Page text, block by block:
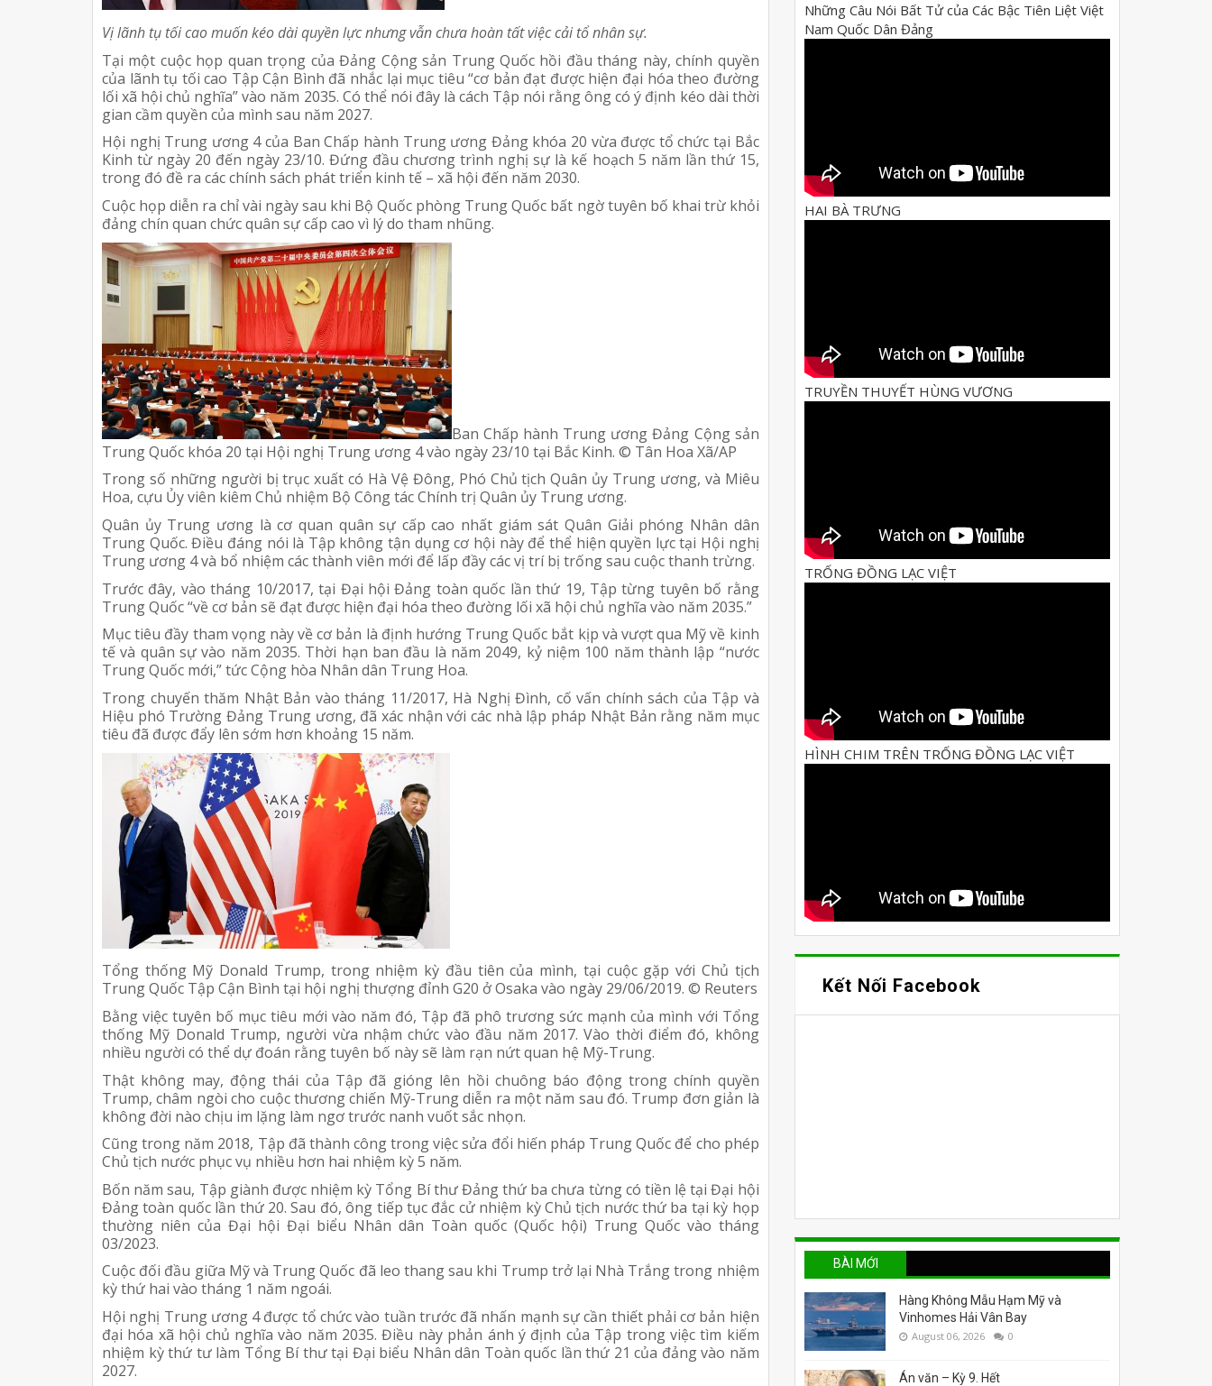
Vị lãnh tụ tối cao muốn kéo dài quyền lực nhưng vẫn chưa hoàn tất việc cải tổ nhân sự.
Tại một cuộc họp quan trọng của Đảng Cộng sản Trung Quốc hồi đầu tháng này, chính quyền
của lãnh tụ tối cao Tập Cận Bình đã nhắc lại mục tiêu “cơ bản đạt được hiện đại hóa theo đường
lối xã hội chủ nghĩa” vào năm 2035. Có thể nói đây là cách Tập nói rằng ông có ý định kéo dài thời
gian cầm quyền của mình sau năm 2027.
Hội nghị Trung ương 4 của Ban Chấp hành Trung ương Đảng khóa 20 vừa được tổ chức tại Bắc
Kinh từ ngày 20 đến ngày 23/10. Đứng đầu chương trình nghị sự là kế hoạch 5 năm lần thứ 15,
trong đó đề ra các chính sách phát triển kinh tế – xã hội đến năm 2030.
Cuộc họp diễn ra chỉ vài ngày sau khi Bộ Quốc phòng Trung Quốc bất ngờ tuyên bố khai trừ khỏi
đảng chín quan chức quân sự cấp cao vì lý do tham nhũng.
Ban Chấp hành Trung ương Đảng Cộng sản
Trung Quốc khóa 20 tại Hội nghị Trung ương 4 vào ngày 23/10 tại Bắc Kinh. © Tân Hoa Xã/AP
Trong số những người bị trục xuất có Hà Vệ Đông, Phó Chủ tịch Quân ủy Trung ương, và Miêu
Hoa, cựu Ủy viên kiêm Chủ nhiệm Bộ Công tác Chính trị Quân ủy Trung ương.
Quân ủy Trung ương là cơ quan quân sự cấp cao nhất giám sát Quân Giải phóng Nhân dân
Trung Quốc. Điều đáng nói là Tập không tận dụng cơ hội này để thể hiện quyền lực tại Hội nghị
Trung ương 4 và bổ nhiệm các thành viên mới để lấp đầy các vị trí bị trống sau cuộc thanh trừng.
Trước đây, vào tháng 10/2017, tại Đại hội Đảng toàn quốc lần thứ 19, Tập từng tuyên bố rằng
Trung Quốc “về cơ bản sẽ đạt được hiện đại hóa theo đường lối xã hội chủ nghĩa vào năm 2035.”
Mục tiêu đầy tham vọng này về cơ bản là định hướng Trung Quốc bắt kịp và vượt qua Mỹ về kinh
tế và quân sự vào năm 2035. Thời hạn ban đầu là năm 2049, kỷ niệm 100 năm thành lập “nước
Trung Quốc mới,” tức Cộng hòa Nhân dân Trung Hoa.
Trong chuyến thăm Nhật Bản vào tháng 11/2017, Hà Nghị Đình, cố vấn chính sách của Tập và
Hiệu phó Trường Đảng Trung ương, đã xác nhận với các nhà lập pháp Nhật Bản rằng năm mục
tiêu đã được đẩy lên sớm hơn khoảng 15 năm.
Tổng thống Mỹ Donald Trump, trong nhiệm kỳ đầu tiên của mình, tại cuộc gặp với Chủ tịch
Trung Quốc Tập Cận Bình tại hội nghị thượng đỉnh G20 ở Osaka vào ngày 29/06/2019. © Reuters
Bằng việc tuyên bố mục tiêu mới vào năm đó, Tập đã phô trương sức mạnh của mình với Tổng
thống Mỹ Donald Trump, người vừa nhậm chức vào đầu năm 2017. Vào thời điểm đó, không
nhiều người có thể dự đoán rằng tuyên bố này sẽ làm rạn nứt quan hệ Mỹ-Trung.
Thật không may, động thái của Tập đã gióng lên hồi chuông báo động trong chính quyền
Trump, châm ngòi cho cuộc thương chiến Mỹ-Trung diễn ra một năm sau đó. Trump đơn giản là
không đời nào chịu im lặng làm ngơ trước nanh vuốt sắc nhọn.
Cũng trong năm 2018, Tập đã thành công trong việc sửa đổi hiến pháp Trung Quốc để cho phép
Chủ tịch nước phục vụ nhiều hơn hai nhiệm kỳ 5 năm.
Bốn năm sau, Tập giành được nhiệm kỳ Tổng Bí thư Đảng thứ ba chưa từng có tiền lệ tại Đại hội
Đảng toàn quốc lần thứ 20. Sau đó, ông tiếp tục đắc cử nhiệm kỳ Chủ tịch nước thứ ba tại kỳ họp
thường niên của Đại hội Đại biểu Nhân dân Toàn quốc (Quốc hội) Trung Quốc vào tháng
03/2023.
Cuộc đối đầu giữa Mỹ và Trung Quốc đã leo thang sau khi Trump trở lại Nhà Trắng trong nhiệm
kỳ thứ hai vào tháng 1 năm ngoái.
Hội nghị Trung ương 4 được tổ chức vào tuần trước đã nhấn mạnh sự cần thiết phải cơ bản hiện
đại hóa xã hội chủ nghĩa vào năm 2035. Điều này phản ánh ý định của Tập trong việc tìm kiếm
nhiệm kỳ thứ tư làm Tổng Bí thư tại Đại biểu Nhân dân Toàn quốc lần thứ 21 của đảng vào năm
2027.
Những Câu Nói Bất Tử của Các Bậc Tiên Liệt Việt
Nam Quốc Dân Đảng
HAI BÀ TRƯNG
TRUYỀN THUYẾT HÙNG VƯƠNG
TRỐNG ĐỒNG LẠC VIỆT
HÌNH CHIM TRÊN TRỐNG ĐỒNG LẠC VIỆT
Kết Nối Facebook
BÀI MỚI
Hàng Không Mẫu Hạm Mỹ và
Vinhomes Hải Vân Bay
August 06, 2026 0
Án văn – Kỳ 9. Hết